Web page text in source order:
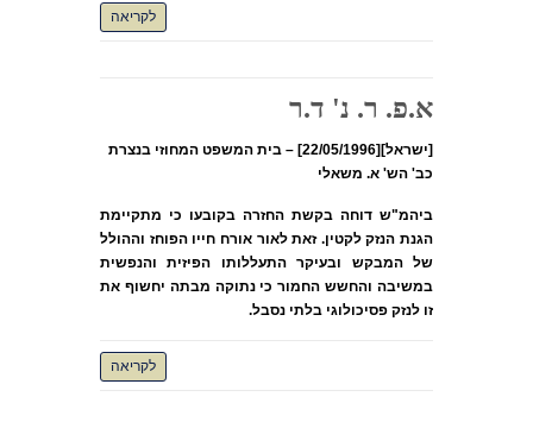
לקריאה
א.פ. ר. נ' ד.ר
[ישראל][22/05/1996] – בית המשפט המחוזי בנצרת
כב' הש' א. משאלי
ביהמ"ש דוחה בקשת החזרה בקובעו כי מתקיימת
הגנת הנזק לקטין. זאת לאור אורח חייו הפוחז וההולל
של המבקש ובעיקר התעללותו הפיזית והנפשית
במשיבה והחשש החמור כי נתוקה מבתה יחשוף את
זו לנזק פסיכולוגי בלתי נסבל.
לקריאה